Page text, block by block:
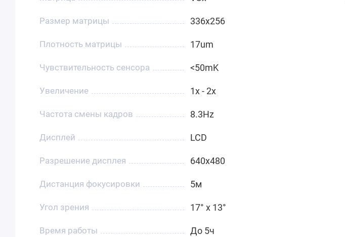
Размер матрицы 336x256
Плотность матрицы 17um
Чувствительность сенсора <50mK
Увеличение 1x - 2x
Частота смены кадров 8.3Hz
Дисплей LCD
Разрешение дисплея 640x480
Дистанция фокусировки 5м
Угол зрения 17° x 13°
Время работы До 5ч